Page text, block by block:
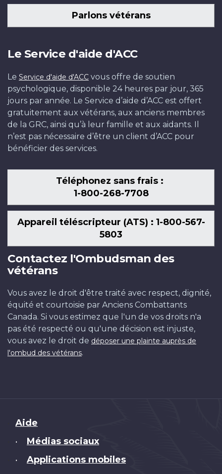
Parlons vétérans
Le Service d'aide d'ACC
Le Service d'aide d'ACC vous offre de soutien
psychologique, disponible 24 heures par jour, 365
jours par année. Le Service d’aide d’ACC est offert
gratuitement aux vétérans, aux anciens membres
de la GRC, ainsi qu’à leur famille et aux aidants. Il
n’est pas nécessaire d’être un client d’ACC pour
bénéficier des services.
Téléphonez sans frais :
1-800-268-7708
Appareil téléscripteur (ATS) : 1-800-567-
5803
Contactez l'Ombudsman des
vétérans
Vous avez le droit d'être traité avec respect, dignité,
équité et courtoisie par Anciens Combattants
Canada. Si vous estimez que l'un de vos droits n'a
pas été respecté ou qu'une décision est injuste,
vous avez le droit de déposer une plainte auprès de
l'ombud des vétérans.
Brand
Aide
• Médias sociaux
• Applications mobiles